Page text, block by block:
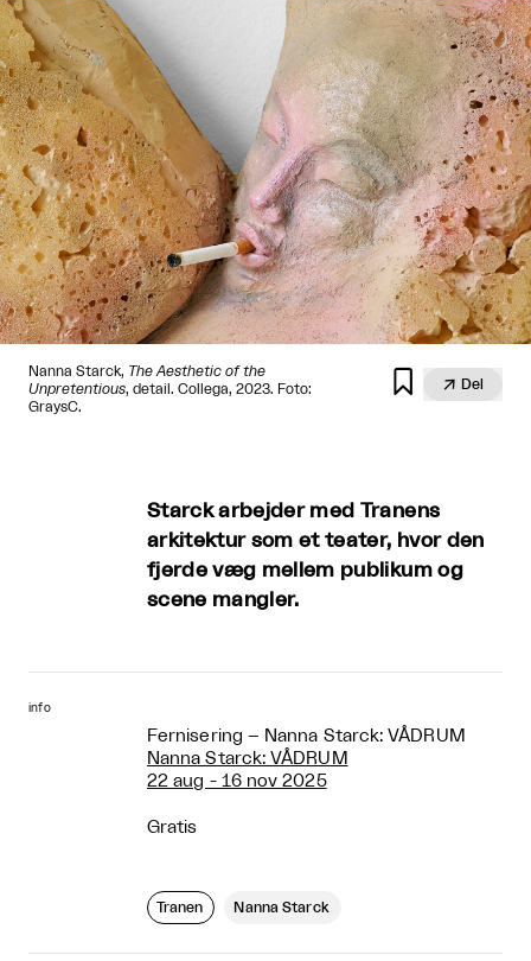
Nanna Starck, The Aesthetic of the
Unpretentious, detail. Collega, 2023. Foto:
GraysC.
  Del
Starck arbejder med Tranens
arkitektur som et teater, hvor den
fjerde væg mellem publikum og
scene mangler.
info
Fernisering – Nanna Starck: VÅDRUM
Nanna Starck: VÅDRUM
22 aug - 16 nov 2025
Gratis
Tranen Nanna Starck